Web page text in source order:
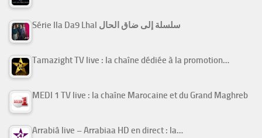
Série Ila Da9 Lhal سلسلة إلى ضاق الحال
Tamazight TV live : la chaîne dédiée à la promotion…
MEDI 1 TV live : la chaîne Marocaine et du Grand Maghreb
Arrabiâ live – Arrabiaa HD en direct : la…